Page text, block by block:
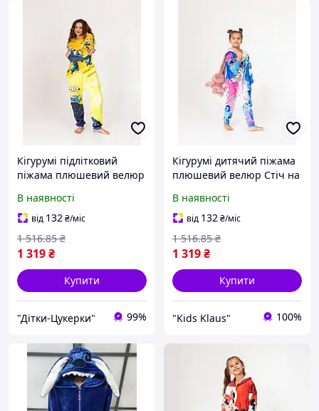
Кігурумі підлітковий
піжама плюшевий велюр
В наявності
від 132₴/міс
1 319₴
1 516.85 ₴
Купити
"Дітки-Цукерки" 99%
Кігурумі дитячий піжама
плюшевий велюр Стіч на
В наявності
від 132₴/міс
1 319₴
1 516.85 ₴
Купити
"Kids Klaus" 100%